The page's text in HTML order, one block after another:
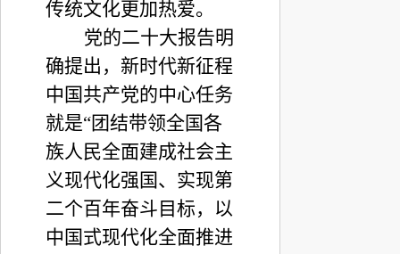
传统文化更加热爱。
党的二十大报告明
确提出，新时代新征程
中国共产党的中心任务
就是“团结带领全国各
族人民全面建成社会主
义现代化强国、实现第
二个百年奋斗目标，以
中国式现代化全面推进